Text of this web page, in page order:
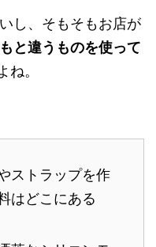
し、そもそもお店が
と違うものを使って
ね。
ストラップを作
はどこにある